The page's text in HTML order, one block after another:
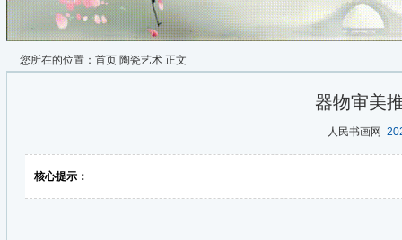
您所在的位置： 首页 陶瓷艺术 正文
器物审美
人民书画网
核心提示：